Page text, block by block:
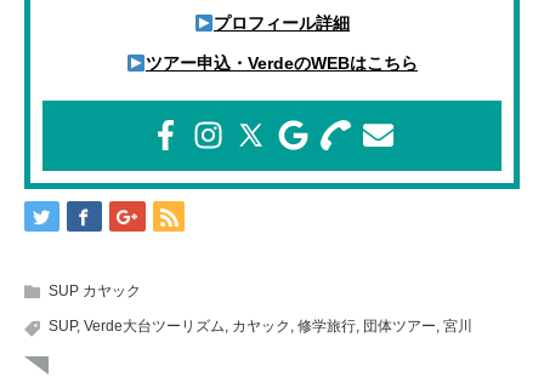
プロフィール詳細
ツアー申込・VerdeのWEBはこちら
SUP カヤック
SUP, Verde大台ツーリズム, カヤック , 修学旅行, 団体ツアー, 宮川